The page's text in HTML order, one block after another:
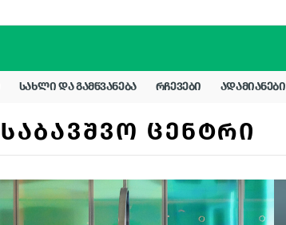
ᲡᲐᲮᲚᲘ ᲓᲐ ᲒᲐᲛᲬᲕᲐᲜᲔᲑᲐ ᲠᲩᲔᲕᲔᲑᲘ ᲐᲓᲐᲛᲘᲐᲜᲔᲑᲘ
ᲡᲐᲑᲐᲕᲨᲕᲝ ᲪᲔᲜᲢᲠᲘ